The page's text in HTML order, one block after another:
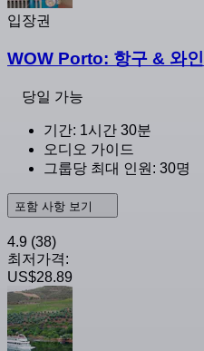
입장권
WOW Porto: 항구 & 와
당일 가능
기간: 1시간 30분
오디오 가이드
그룹당 최대 인원: 30명
포함 사항 보기
4.9 (38)
최저가격:
US$28.89